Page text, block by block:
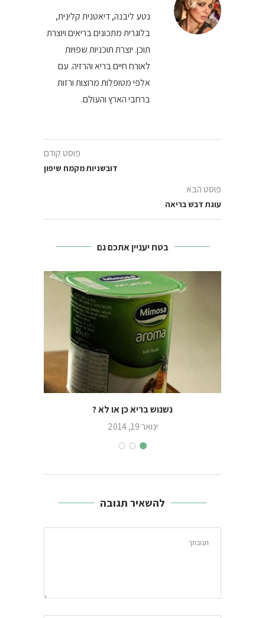
נטע ליבנה, דיאטנית קלינית,
בלוגרית מתכונים בריאים ויוצרת
תוכן. יוצרת תוכניות שפויות
לאורח חיים בריא והרזיה. עם
אלפי מטופלות מרוצות ורזות
ברחבי הארץ והעולם.
פוסט קודם
דובשניות מקמח שיפון
פוסט הבא
עוגת דבש בריאה
בטח יעניין אתכם גם
נשנוש בריא כן או לא ?
ינואר 19, 2014
להשאיר תגובה